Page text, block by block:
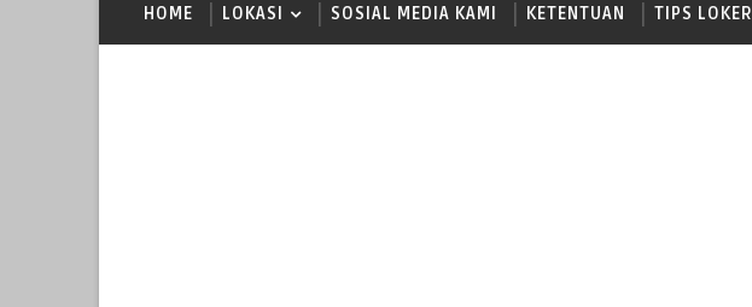
HOME LOKASI SOSIAL MEDIA KAMI KETENTUAN TIPS LOKER